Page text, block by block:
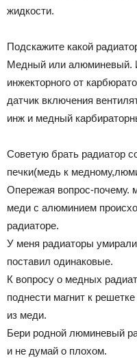
жидкости.
Подскажите какой
Медный или алюминевый.
инжекторного от
датчик включения
инж и медный
Советую брать радиатор
печки(медь к
Опережая вопрос-почему.
меди с алюминием
радиаторе.
У меня радиаторы
поставил одинаковые.
К вопросу о медных
поднести магнит к
из меди.
Бери родной люминевый
и не думай о плохом.